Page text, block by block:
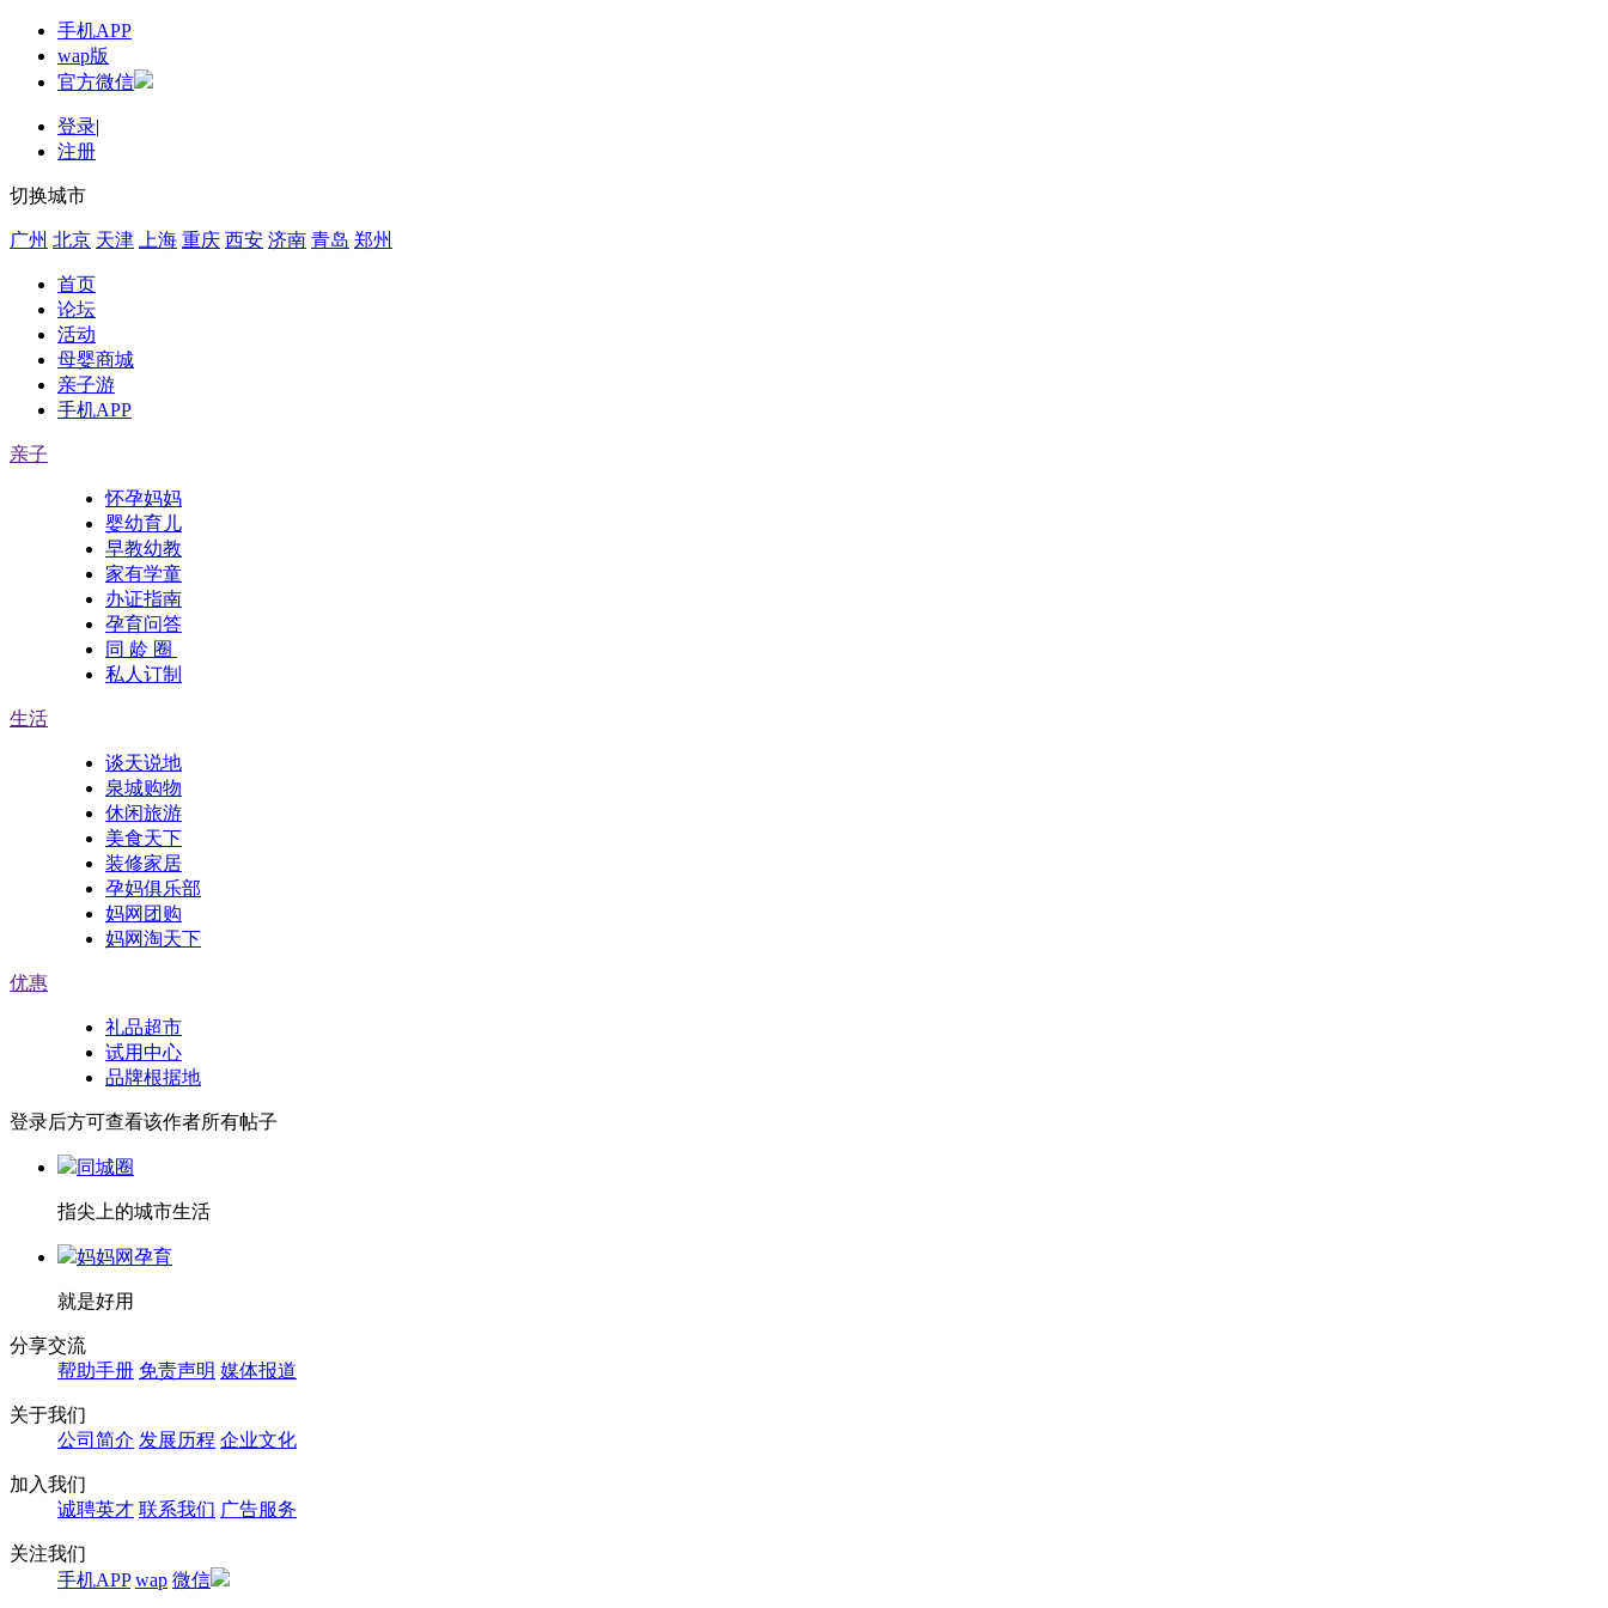
手机APP
wap版
官方微信
登录|
注册
切换城市
广州 北京 天津 上海 重庆 西安 济南 青岛 郑州
首页
论坛
活动
母婴商城
亲子游
手机APP
亲子
怀孕妈妈
婴幼育儿
早教幼教
家有学童
办证指南
孕育问答
同 龄 圈
私人订制
生活
谈天说地
泉城购物
休闲旅游
美食天下
装修家居
孕妈俱乐部
妈网团购
妈网淘天下
优惠
礼品超市
试用中心
品牌根据地
登录后方可查看该作者所有帖子
同城圈
指尖上的城市生活
妈妈网孕育
就是好用
分享交流
帮助手册 免责声明 媒体报道
关于我们
公司简介 发展历程 企业文化
加入我们
诚聘英才 联系我们 广告服务
关注我们
手机APP wap 微信